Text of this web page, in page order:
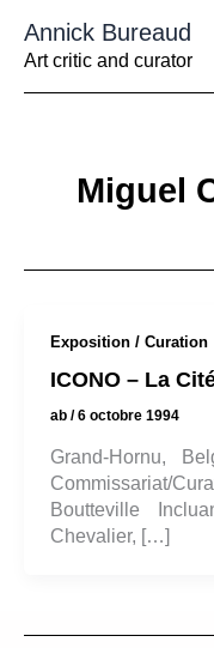
contenu
Annick Bureaud
Art critic and curator
Miguel
Exposition / Curation
ICONO – La
ab /6 octobre 1994
Grand-Hornu,
Commissariat/
Boutteville
Chevalier, […]